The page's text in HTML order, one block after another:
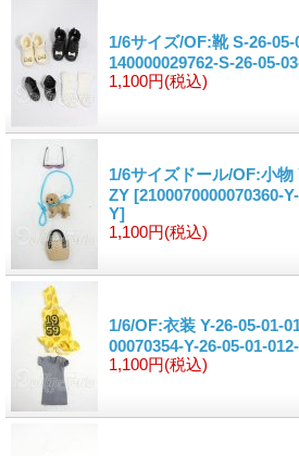
1/6サイズ/OF:靴 S-26-
140000029762-S-26-05-
1,100円(税込)
1/6サイズドール/OF:小物
ZY [2100070000070360-
Y]
1,100円(税込)
1/6/OF:衣装 Y-26-05-01-
00070354-Y-26-05-01-
1,100円(税込)